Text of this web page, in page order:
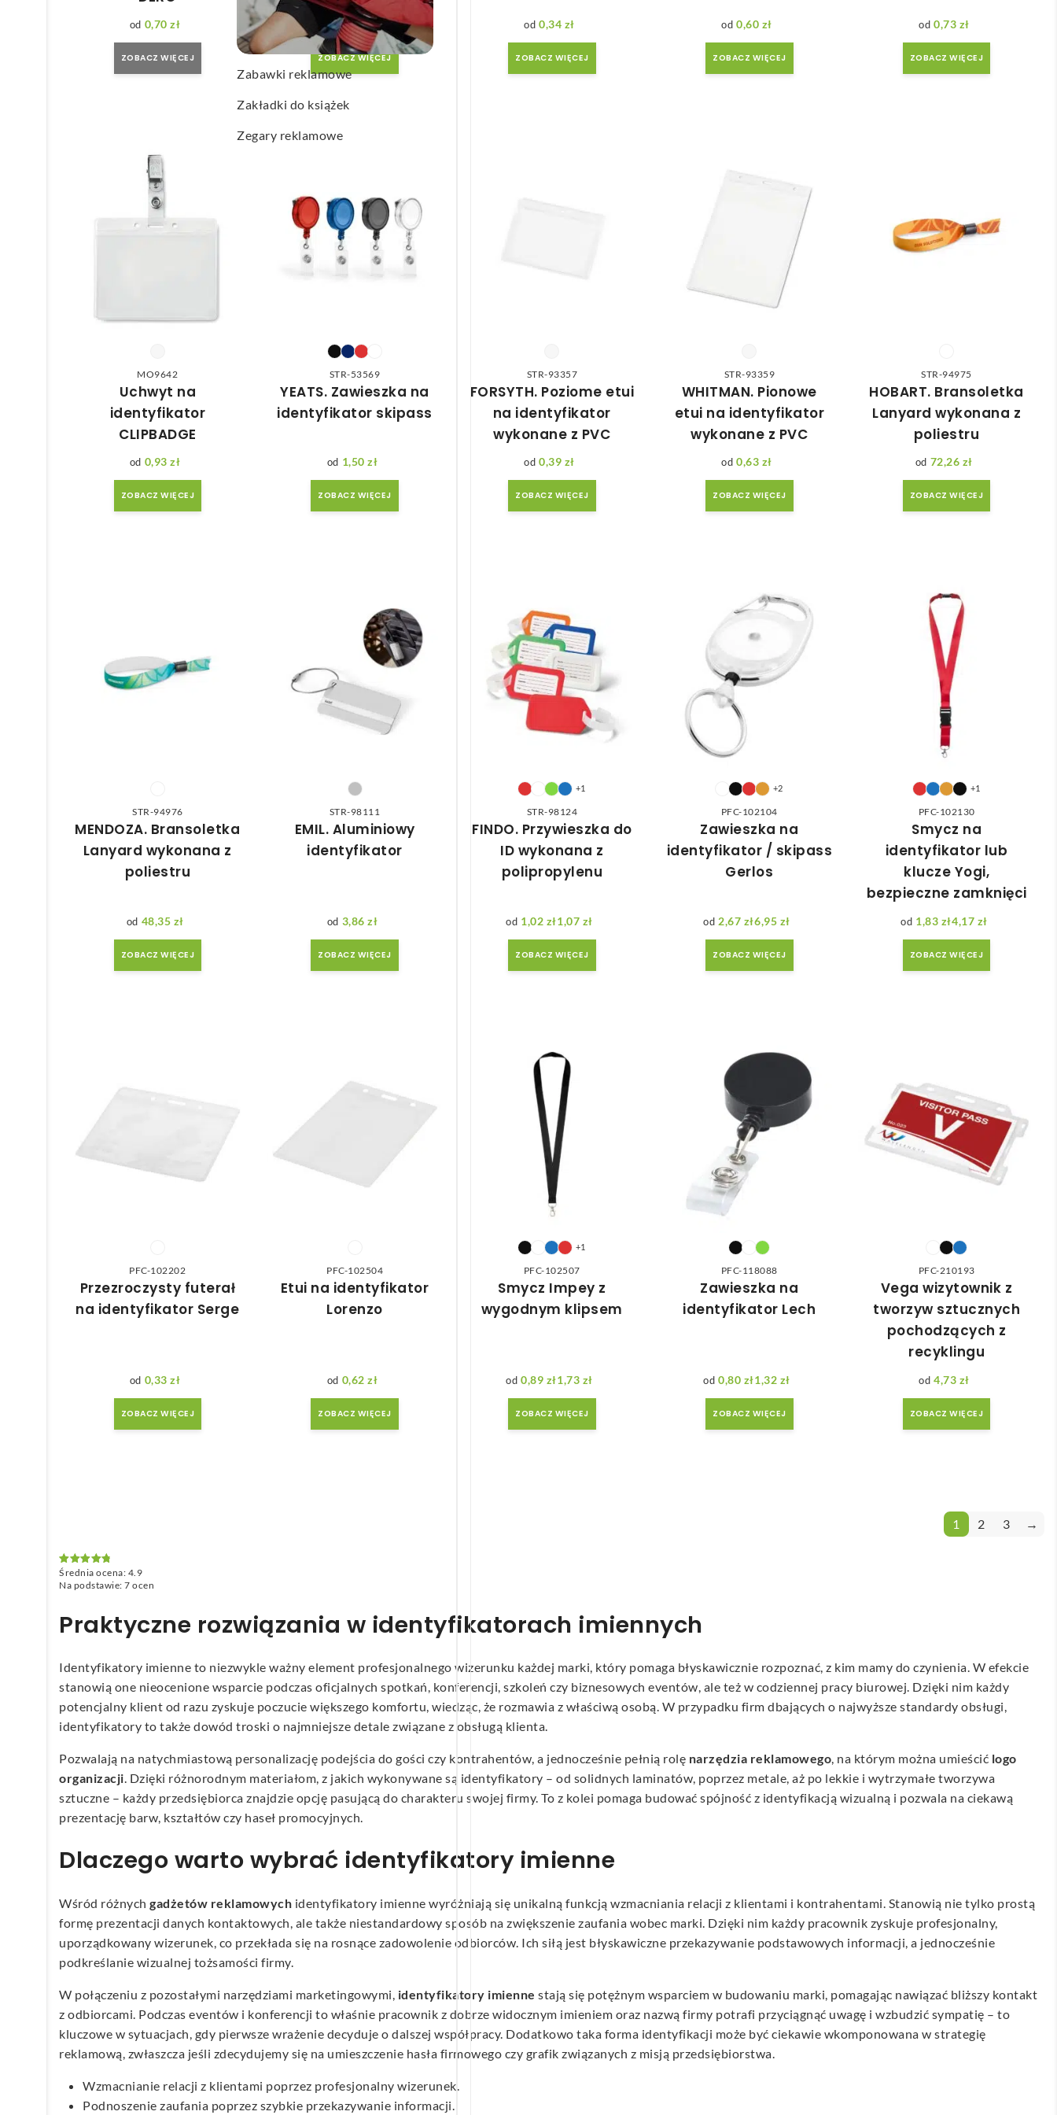
Wachlarze reklamowe
Wagi kuchenne
Zabawki reklamowe
Zakładki do książek
Zegary reklamowe
0,70zł
ZOBACZ WIĘCEJ
0,34zł
ZOBACZ WIĘCEJ
0,34 zł
ZOBACZ WIĘCEJ
0,60 zł
ZOBACZ WIĘCEJ
0,73 zł
ZOBACZ WIĘCEJ
MO9642
Uchwyt na
identyfikator
CLIPBADGE
0,93zł
ZOBACZ WIĘCEJ
STR-53569
YEATS. Zawieszka na
identyfikator skipass
1,50zł
ZOBACZ WIĘCEJ
STR-93357
FORSYTH. Poziome etui
na identyfikator
wykonane z PVC
0,39 zł
ZOBACZ WIĘCEJ
STR-93359
WHITMAN. Pionowe
etui na identyfikator
wykonane z PVC
0,63 zł
ZOBACZ WIĘCEJ
STR-94975
HOBART. Bransoletka
Lanyard wykonana z
poliestru
72,26 zł
ZOBACZ WIĘCEJ
STR-94976
MENDOZA. Bransoletka
Lanyard wykonana z
poliestru
48,35 zł
ZOBACZ WIĘCEJ
STR-98111
EMIL. Aluminiowy
identyfikator
3,86zł
ZOBACZ WIĘCEJ
+1
STR-98124
FINDO. Przywieszka do
ID wykonana z
polipropylenu
1,02 zł1,07 zł
ZOBACZ WIĘCEJ
+2
PFC-102104
Zawieszka na
identyfikator / skipass
Gerlos
2,67 zł6,95 zł
ZOBACZ WIĘCEJ
+1
PFC-102130
Smycz na
identyfikator lub
klucze Yogi,
bezpieczne zamknięci
1,83 zł4,17 zł
ZOBACZ WIĘCEJ
PFC-102202
Przezroczysty futerał
na identyfikator Serge
0,33zł
ZOBACZ WIĘCEJ
PFC-102504
Etui na identyfikator
Lorenzo
0,62zł
ZOBACZ WIĘCEJ
+1
PFC-102507
Smycz Impey z
wygodnym klipsem
0,89 zł1,73 zł
ZOBACZ WIĘCEJ
PFC-118088
Zawieszka na
identyfikator Lech
0,80 zł1,32 zł
ZOBACZ WIĘCEJ
PFC-210193
Vega wizytownik z
tworzyw sztucznych
pochodzących z
recyklingu
4,73 zł
ZOBACZ WIĘCEJ
1 2 3 →
Oceniono
4.9
na 5
Średnia ocena: 4.9
Na podstawie: 7 ocen
Praktyczne rozwiązania w identyfikatorach imiennych
Identyfikatory imienne to niezwykle ważny element profesjonalnego wizerunku każdej marki, który pomaga błyskawicznie rozpoznać, z kim mamy do czynienia. W efekcie
stanowią one nieocenione wsparcie podczas oficjalnych spotkań, konferencji, szkoleń czy biznesowych eventów, ale też w codziennej pracy biurowej. Dzięki nim każdy
potencjalny klient od razu zyskuje poczucie większego komfortu, wiedząc, że rozmawia z właściwą osobą. W przypadku firm dbających o najwyższe standardy obsługi,
identyfikatory to także dowód troski o najmniejsze detale związane z obsługą klienta.
Pozwalają na natychmiastową personalizację podejścia do gości czy kontrahentów, a jednocześnie pełnią rolę narzędzia reklamowego, na którym można umieścić logo
organizacji. Dzięki różnorodnym materiałom, z jakich wykonywane są identyfikatory – od solidnych laminatów, poprzez metale, aż po lekkie i wytrzymałe tworzywa
sztuczne – każdy przedsiębiorca znajdzie opcję pasującą do charakteru swojej firmy. To z kolei pomaga budować spójność z identyfikacją wizualną i pozwala na ciekawą
prezentację barw, kształtów czy haseł promocyjnych.
Dlaczego warto wybrać identyfikatory imienne
Wśród różnych gadżetów reklamowych identyfikatory imienne wyróżniają się unikalną funkcją wzmacniania relacji z klientami i kontrahentami. Stanowią nie tylko prostą
formę prezentacji danych kontaktowych, ale także niestandardowy sposób na zwiększenie zaufania wobec marki. Dzięki nim każdy pracownik zyskuje profesjonalny,
uporządkowany wizerunek, co przekłada się na rosnące zadowolenie odbiorców. Ich siłą jest błyskawiczne przekazywanie podstawowych informacji, a jednocześnie
podkreślanie wizualnej tożsamości firmy.
W połączeniu z pozostałymi narzędziami marketingowymi, identyfikatory imienne stają się potężnym wsparciem w budowaniu marki, pomagając nawiązać bliższy kontakt
z odbiorcami. Podczas eventów i konferencji to właśnie pracownik z dobrze widocznym imieniem oraz nazwą firmy potrafi przyciągnąć uwagę i wzbudzić sympatię – to
kluczowe w sytuacjach, gdy pierwsze wrażenie decyduje o dalszej współpracy. Dodatkowo taka forma identyfikacji może być ciekawie wkomponowana w strategię
reklamową, zwłaszcza jeśli zdecydujemy się na umieszczenie hasła firmowego czy grafik związanych z misją przedsiębiorstwa.
Wzmacnianie relacji z klientami poprzez profesjonalny wizerunek.
Podnoszenie zaufania poprzez szybkie przekazywanie informacji.